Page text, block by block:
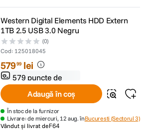
Western Digital Elements HDD Extern
1TB 2.5 USB 3.0 Negru
(0)
Cod: 125018045
57999 lei
579 puncte de
fidelitate
Adaugă în coș
În stoc de la furnizor
Livrare: de miercuri, 12 aug. înBucuresti (Sectorul 3)
Vândut și livrat deF64